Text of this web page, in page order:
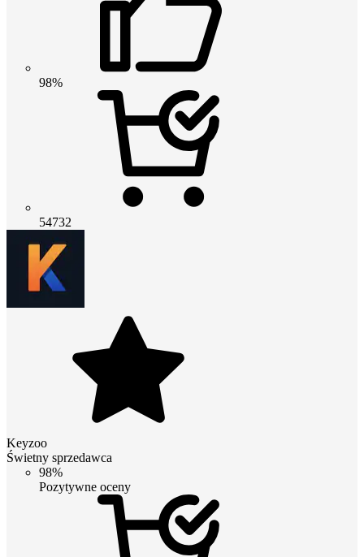
98%
54732
Keyzoo
Świetny sprzedawca
98%
Pozytywne oceny